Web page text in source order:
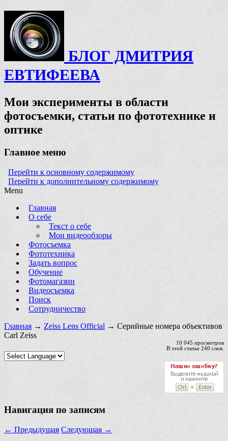
БЛОГ ДМИТРИЯ
ЕВТИФЕЕВА
Мои эксперименты в области
фотосъемки, статьи по фототехнике и
оптике
Главное меню
Перейти к основному содержимому
Перейти к дополнительному содержимому
Menu
Главная
О себе
Текст о себе
Мои видеообзоры
Фотосъемка
Фототехника
Задать вопрос
Обучение
Фотомагазин
Видеосъемка
Поиск
Сотрудничество
Главная → Zeiss Lens Official → Серийные номера объективов
Carl Zeiss
10 045 просмотров
В этой статье 240 слов.
Навигация по записям
← Предыдущая Следующая →